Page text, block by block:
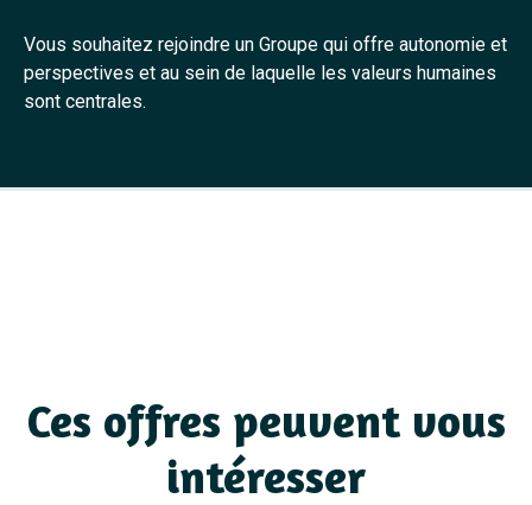
Vous souhaitez rejoindre un Groupe qui offre autonomie et
perspectives et au sein de laquelle les valeurs humaines
sont centrales.
Ces offres peuvent vous
intéresser